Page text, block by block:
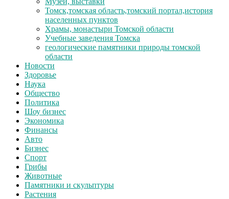
Томск,томская область,томский портал,история
населенных пунктов
Храмы, монастыри Томской области
Учебные заведения Томска
геологические памятники природы томской
области
Новости
Здоровье
Наука
Общество
Политика
Шоу бизнес
Экономика
Финансы
Авто
Бизнес
Спорт
Грибы
Животные
Памятники и скульптуры
Растения